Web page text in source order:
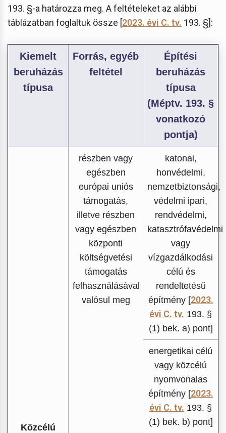
193. §-a határozza meg. A feltételeket az alábbi
táblázatban foglaltuk össze [2023. évi C. tv. 193. §]:
Kiemelt
beruházás
típusa
Forrás, egyéb
feltétel
Építési
beruházás
típusa
(Méptv. 193. §
vonatkozó
pontja)
Közcélú
részben vagy
egészben
európai uniós
támogatás,
illetve részben
vagy egészben
központi
költségvetési
támogatás
felhasználásával
valósul meg
katonai,
honvédelmi,
nemzetbiztonsági,
védelmi ipari,
rendvédelmi,
katasztrófavédelmi
vagy
vízgazdálkodási
célú és
rendeltetésű
építmény [2023.
évi C. tv. 193. §
(1) bek. a) pont]
energetikai célú
vagy közcélú
nyomvonalas
építmény [2023.
évi C. tv. 193. §
(1) bek. b) pont]